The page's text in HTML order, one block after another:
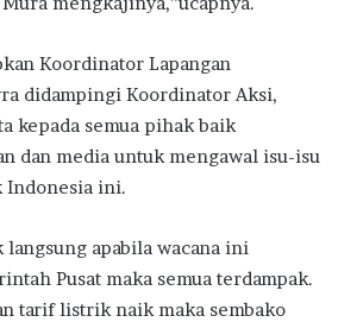
Koordinator Lapangan
didampingi Koordinator Aksi,
kepada semua pihak baik
dan media untuk mengawal isu-isu
Indonesia ini.
langsung apabila wacana ini
Pusat maka semua terdampak.
tarif listrik naik maka sembako